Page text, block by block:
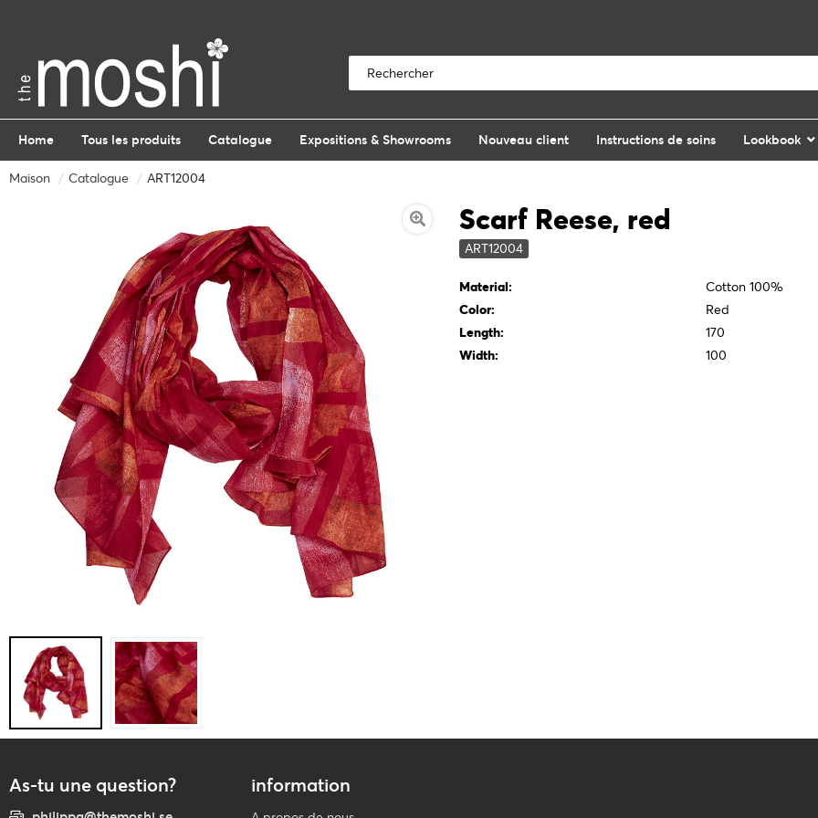
Home Tous les produits Catalogue Expositions & Showrooms Nouveau client Instructions de soins Lookbook
Maison Catalogue ART12004
Scarf Reese, red
ART12004
Material:
Cotton 100%
Color:
Red
Length:
170
Width:
100
As-tu une question? information